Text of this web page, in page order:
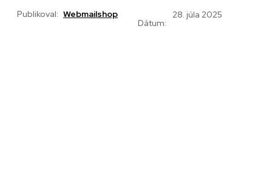
Publikoval: Webmailshop
Dátum:
28. júla 2025